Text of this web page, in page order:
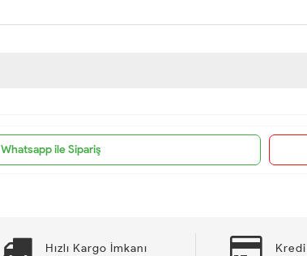
Whatsapp ile Sipariş
Hızlı Kargo İmkanı Kredi